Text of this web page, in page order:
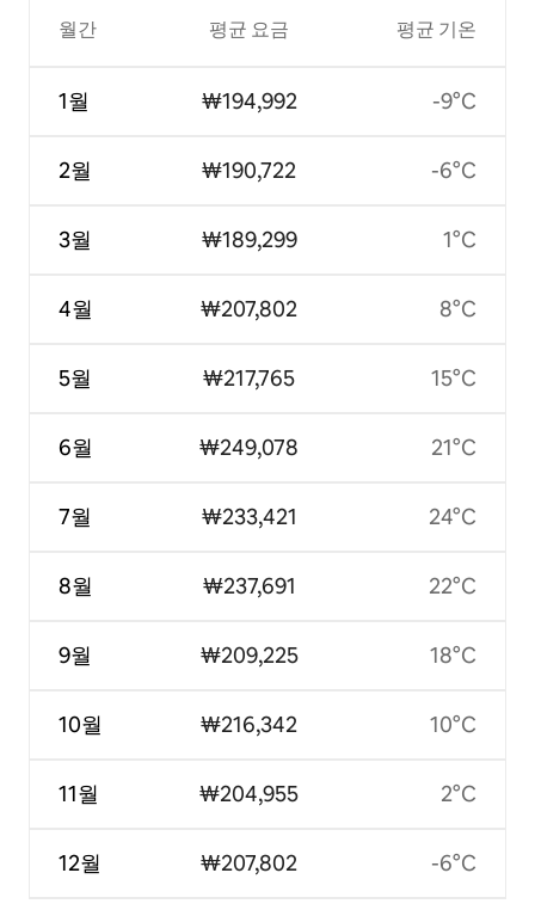
월간
1월
2월
3월
4월
5월
6월
7월
8월
9월
10월
11월
12월
평균 요금
₩194,992
₩190,722
₩189,299
₩207,802
₩217,765
₩249,078
₩233,421
₩237,691
₩209,225
₩216,342
₩204,955
₩207,802
평균 기온
-9°C
-6°C
1°C
8°C
15°C
21°C
24°C
22°C
18°C
10°C
2°C
-6°C